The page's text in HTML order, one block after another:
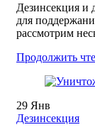
Дезинсекция и
для
рассмотрим
Продолжить
29 Янв
Дезинсекция